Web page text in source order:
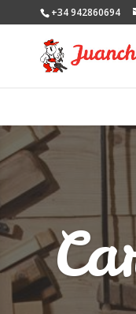
+34 942860694